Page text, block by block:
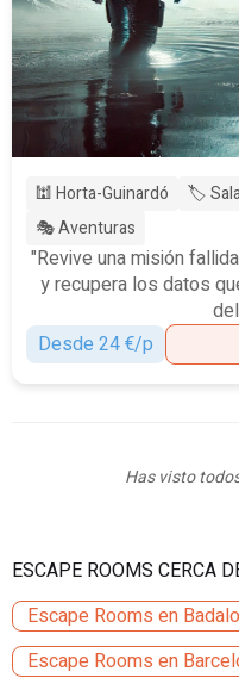
🕍 Horta-Guinardó 🏷️
🎭 Aventuras
"Revive una misión
y recupera los datos
Desde 24 €/p
Has visto
ESCAPE ROOMS CERCA
Escape Rooms en
Escape Rooms en